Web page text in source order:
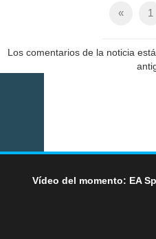
« 1
Los comentarios de la noticia
Vídeo del momento: EA